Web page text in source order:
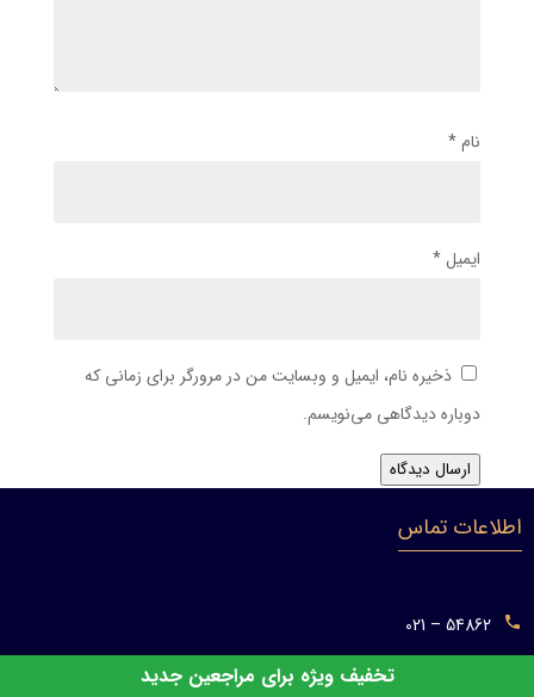
نام*
ایمیل*
ذخیره نام، ایمیل و وبسایت من در مرورگر برای زمانی که
دوباره دیدگاهی می‌نویسم.
ارسال دیدگاه
اطلاعات تماس
54862 – 021
تخفیف ویژه برای مراجعین جدید